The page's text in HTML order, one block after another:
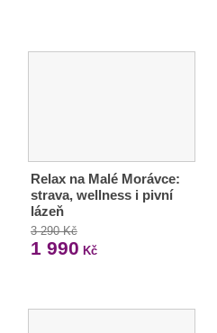
Relax na Malé Morávce:
strava, wellness i pivní
lázeň
3 290 Kč
1 990 Kč